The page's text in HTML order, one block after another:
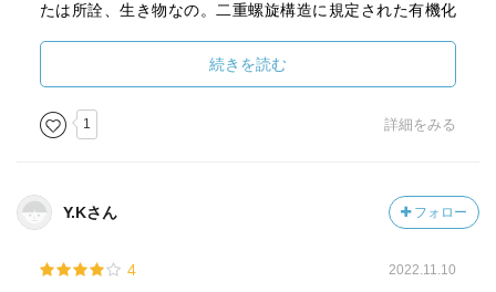
たは所詮、生き物なの。二重螺旋構造に規定された有機化
あなたの肉体を構成する細胞群はじわじわ死滅していき、
まもなく運動能力系のパフォーマンスが衰えていく。そし
て同様に脳内シナプス結合も弱まり、感受性が低下し、今
までみたいに外の刺激にビビッドに反応できなくなる。そ
か考えなくなるし、言葉からも力が失われる。そう、これ
からのあなたの人生は泥水が低地に溜まるように老いに向
彩こうさい じゃこううし麝香牛の皮を鞣し 私は内臓ご
続きを読む
1 詳細をみる
Y.Kさん フォロー
4 2022.11.10